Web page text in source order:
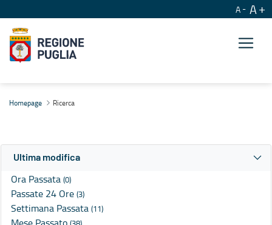
A A
Homepage Ricerca
Ultima modifica
Ora Passata (0)
Passate 24 Ore (3)
Settimana Passata (11)